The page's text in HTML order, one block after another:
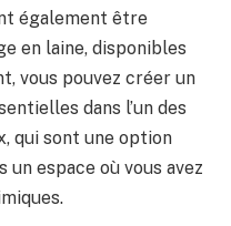
également être
en laine, disponibles
vous pouvez créer un
dans l’un des
qui sont une option
un espace où vous avez